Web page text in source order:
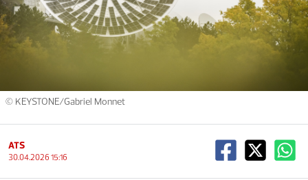
© KEYSTONE/Gabriel Monnet
ATS
30.04.2026 15:16